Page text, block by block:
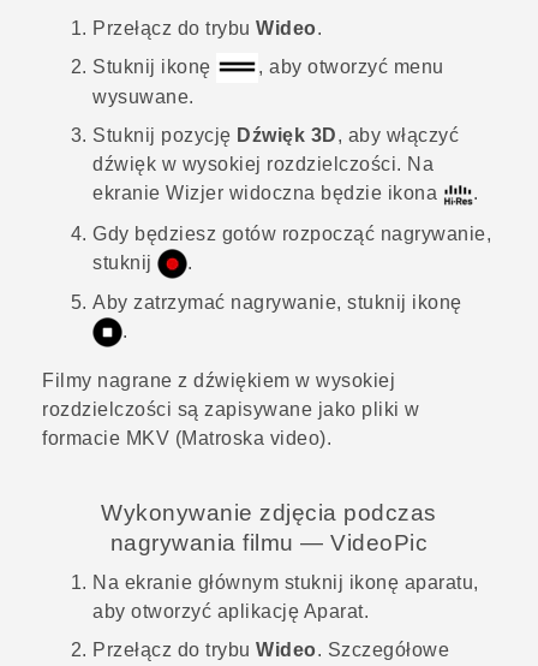
Przełącz do trybu Wideo.
Stuknij ikonę
, aby otworzyć menu
wysuwane.
Stuknij pozycję Dźwięk 3D, aby włączyć
dźwięk w wysokiej rozdzielczości. Na
ekranie Wizjer widoczna będzie ikona
.
Gdy będziesz gotów rozpocząć nagrywanie,
stuknij
.
Aby zatrzymać nagrywanie, stuknij ikonę
.
Filmy nagrane z dźwiękiem w wysokiej
rozdzielczości są zapisywane jako pliki w
formacie MKV (Matroska video).
Wykonywanie zdjęcia podczas
nagrywania filmu —VideoPic
Na ekranie głównym stuknij ikonę aparatu,
aby otworzyć aplikację Aparat.
Przełącz do trybu Wideo. Szczegółowe